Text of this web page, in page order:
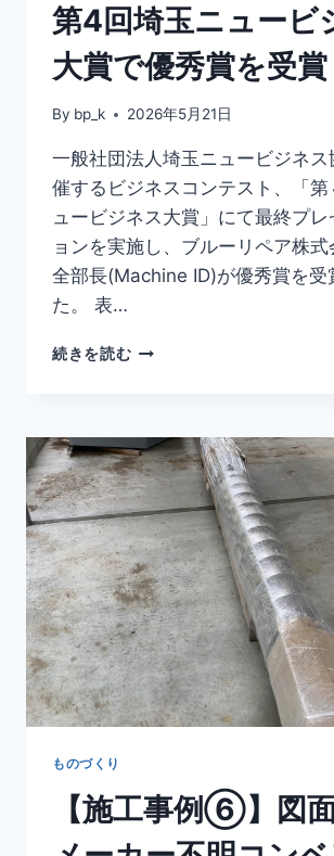
第4回埼玉ニュービ
大賞で優秀賞を受賞
By bp_k 2026年5月21日
一般社団法人埼玉ニュービジネス
催するビジネスコンテスト、「第
ュービジネス大賞」にて最終プレ
ョンを実施し、ブルーリペア株
全部長(Machine ID)が優秀賞を受
た。 表…
続きを読む
ものづくり
【施工事例⑥】図